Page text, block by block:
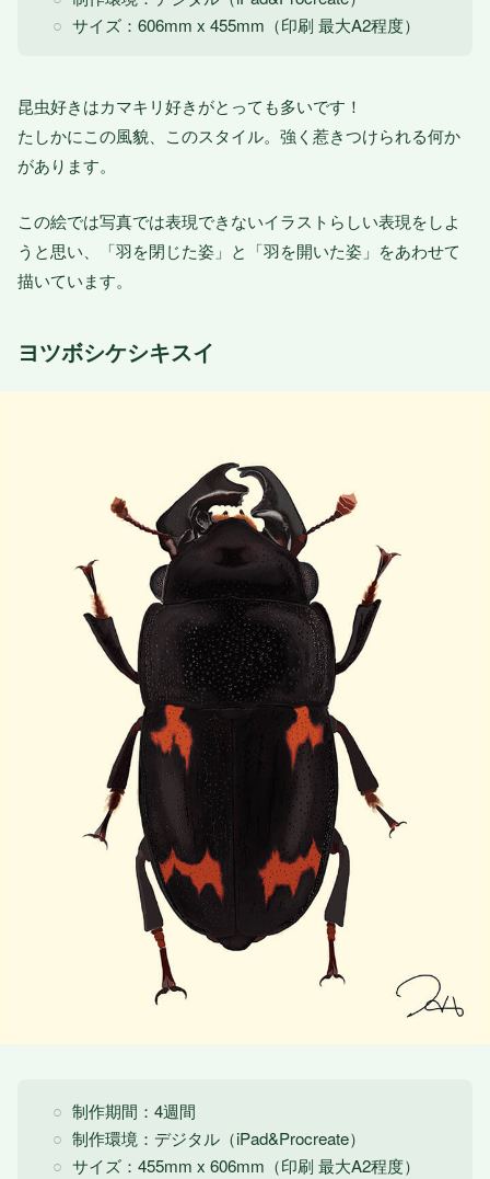
サイズ：606mm x 455mm（印刷 最大A2程度）
昆虫好きはカマキリ好きがとっても多いです！
たしかにこの風貌、このスタイル。強く惹きつけられる何か
があります。
この絵では写真では表現できないイラストらしい表現をしよ
うと思い、「羽を閉じた姿」と「羽を開いた姿」をあわせて
描いています。
ヨツボシケシキスイ
制作期間：4週間
制作環境：デジタル（iPad&Procreate）
サイズ：455mm x 606mm（印刷 最大A2程度）